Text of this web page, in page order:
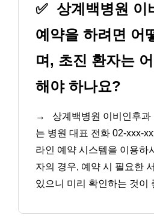
✅ 상계백병원 이
예약을 하려면 어
며, 초진 환자는
해야 하나요?
→
상계백병원 이비인후과
는 병원 대표 전화 02-xxx-
라인 예약 시스템을 이용하
자의 경우, 예약 시 필요한
있으니 미리 확인하는 것이